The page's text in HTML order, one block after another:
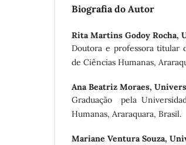
Biografia do Autor
Rita Martins Godoy Rocha,
Doutora e professora titular
de Ciências Humanas,
Ana Beatriz Moraes,
Graduação pela
Humanas, Araraquara, Brasil.
Mariane Ventura Souza,